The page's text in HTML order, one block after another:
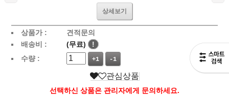
상세보기
상품가 :
견적문의
배송비 :
(무료)
!
수량 :
+1 -1
관심상품
선택하신 상품은 관리자에게 문의하세요.